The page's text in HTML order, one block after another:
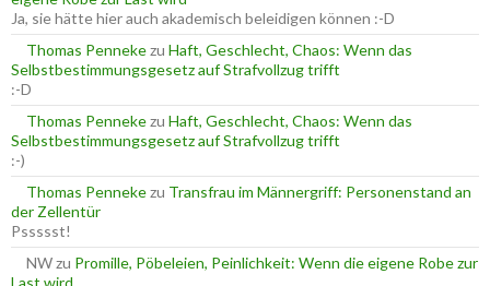
h
:
Ja, sie hätte hier auch akademisch beleidigen können :-D
Thomas Pennekezu Haft, Geschlecht, Chaos: Wenn das
Selbstbestimmungsgesetz auf Strafvollzug trifft
:-D
Thomas Pennekezu Haft, Geschlecht, Chaos: Wenn das
Selbstbestimmungsgesetz auf Strafvollzug trifft
:-)
Thomas Pennekezu Transfrau im Männergriff: Personenstand an
der Zellentür
Pssssst!
NWzu Promille, Pöbeleien, Peinlichkeit: Wenn die eigene Robe zur
Last wird